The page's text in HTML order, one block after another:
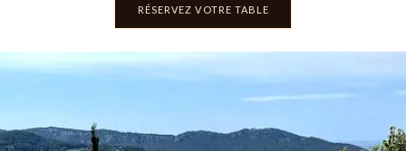
RÉSERVEZ VOTRE TABLE